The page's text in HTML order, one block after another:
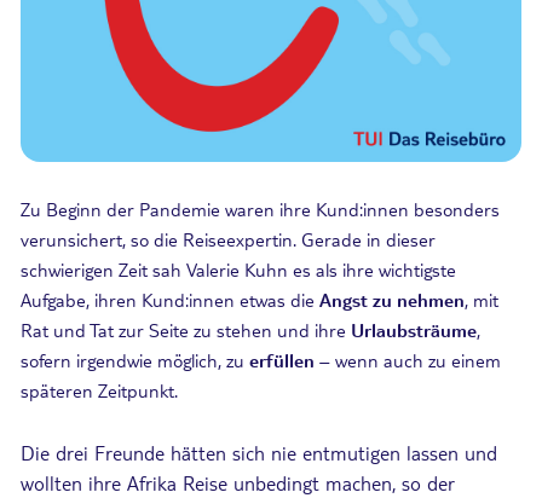
Zu Beginn der Pandemie waren ihre Kund:innen besonders
verunsichert, so die Reiseexpertin. Gerade in dieser
schwierigen Zeit sah Valerie Kuhn es als ihre wichtigste
Aufgabe, ihren Kund:innen etwas die Angst zu nehmen, mit
Rat und Tat zur Seite zu stehen und ihre Urlaubsträume,
sofern irgendwie möglich, zu erfüllen – wenn auch zu einem
späteren Zeitpunkt.
Die drei Freunde hätten sich nie entmutigen lassen und
wollten ihre Afrika Reise unbedingt machen, so der